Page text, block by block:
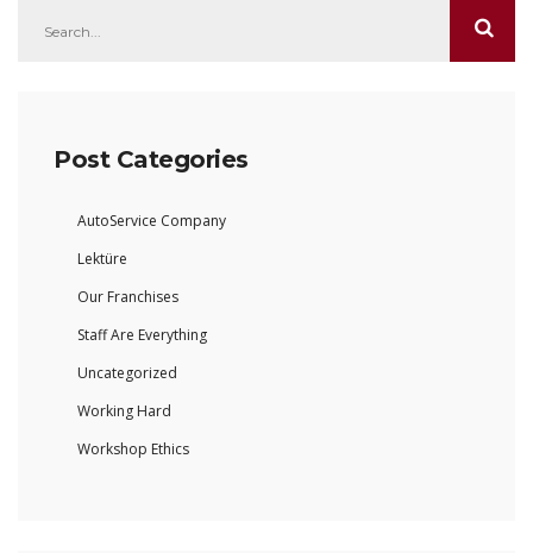
Post Categories
AutoService Company
Lektüre
Our Franchises
Staff Are Everything
Uncategorized
Working Hard
Workshop Ethics